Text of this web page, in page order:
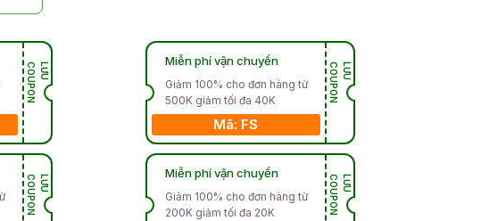
L
Ư
U
C
O
U
P
O
N
L
Ư
U
C
O
U
P
O
N
Miễn phí vận chuyển
Giảm 100% cho đơn hàng từ
500K giảm tối đa 40K
Mã: FS
L
Ư
U
C
O
U
P
O
N
Miễn phí vận chuyển
Giảm 100% cho đơn hàng từ
200K giảm tối đa 20K
L
Ư
U
C
O
U
P
O
N